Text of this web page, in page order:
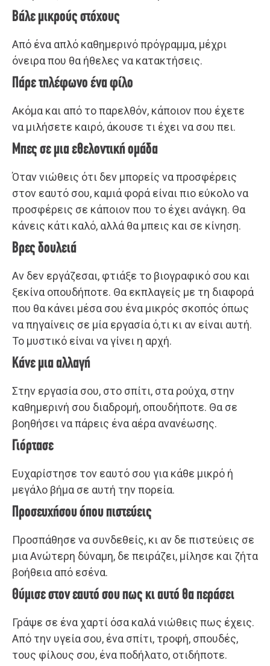
Βάλε μικρούς στόχους
Από ένα απλό καθημερινό πρόγραμμα, μέχρι
όνειρα που θα ήθελες να κατακτήσεις.
Πάρε τηλέφωνο ένα φίλο
Ακόμα και από το παρελθόν, κάποιον που έχετε
να μιλήσετε καιρό, άκουσε τι έχει να σου πει.
Μπες σε μια εθελοντική ομάδα
Όταν νιώθεις ότι δεν μπορείς να προσφέρεις
στον εαυτό σου, καμιά φορά είναι πιο εύκολο να
προσφέρεις σε κάποιον που το έχει ανάγκη. Θα
κάνεις κάτι καλό, αλλά θα μπεις και σε κίνηση.
Βρες δουλειά
Αν δεν εργάζεσαι, φτιάξε το βιογραφικό σου και
ξεκίνα οπουδήποτε. Θα εκπλαγείς με τη διαφορά
που θα κάνει μέσα σου ένα μικρός σκοπός όπως
να πηγαίνεις σε μία εργασία ό,τι κι αν είναι αυτή.
Το μυστικό είναι να γίνει η αρχή.
Κάνε μια αλλαγή
Στην εργασία σου, στο σπίτι, στα ρούχα, στην
καθημερινή σου διαδρομή, οπουδήποτε. Θα σε
βοηθήσει να πάρεις ένα αέρα ανανέωσης.
Γιόρτασε
Ευχαρίστησε τον εαυτό σου για κάθε μικρό ή
μεγάλο βήμα σε αυτή την πορεία.
Προσευχήσου όπου πιστεύεις
Προσπάθησε να συνδεθείς, κι αν δε πιστεύεις σε
μια Ανώτερη δύναμη, δε πειράζει, μίλησε και ζήτα
βοήθεια από εσένα.
Θύμισε στον εαυτό σου πως κι αυτό θα περάσει
Γράψε σε ένα χαρτί όσα καλά νιώθεις πως έχεις.
Από την υγεία σου, ένα σπίτι, τροφή, σπουδές,
τους φίλους σου, ένα ποδήλατο, οτιδήποτε.